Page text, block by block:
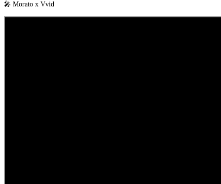
🎤 Morato x Vvid